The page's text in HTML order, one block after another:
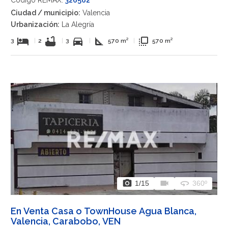
Ciudad / municipio: Valencia
Urbanización: La Alegría
3 hotel 2 bathtub 3 directions_car square_foot 570 m² flip_to_front 570 m²
photo_camera 1/15 videocam 360 360º
En Venta Casa o TownHouse Agua Blanca,
Valencia, Carabobo, VEN